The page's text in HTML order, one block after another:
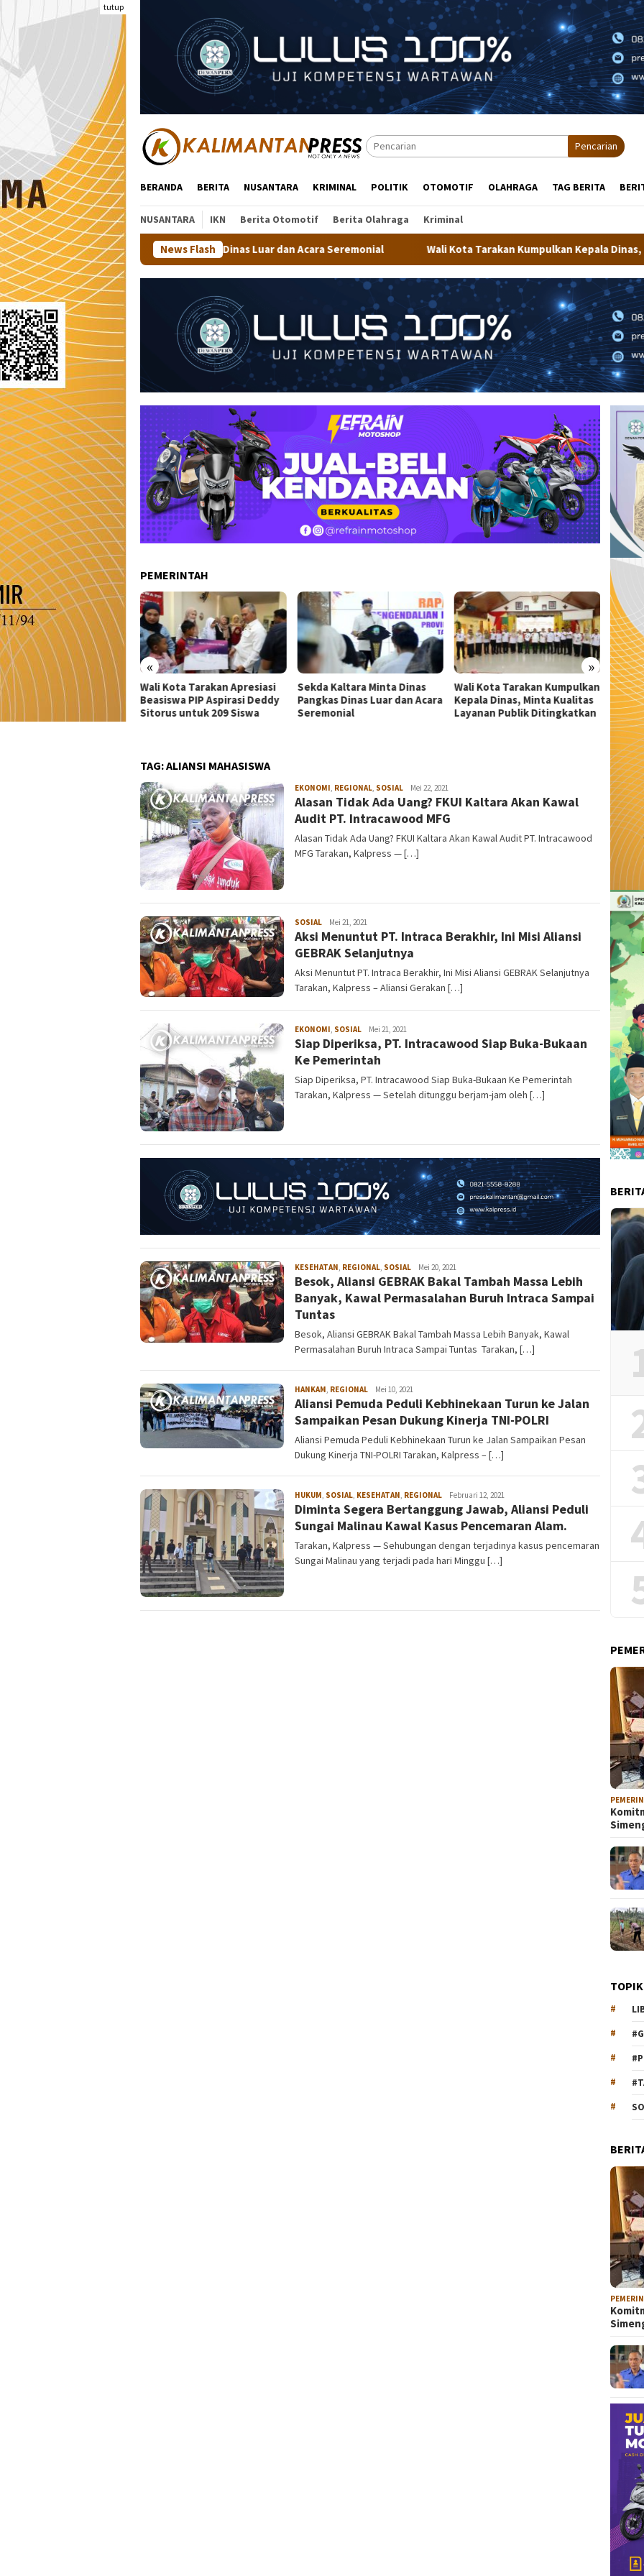
tutup
Pencarian
BERANDA BERITA NUSANTARA KRIMINAL POLITIK OTOMOTIF OLAHRAGA TAG BERITA
NUSANTARA IKN Berita Otomotif Berita Olahraga Kriminal
News Flash
Dinas Pangkas Dinas Luar dan Acara Seremonial Wali Kota Tarakan Kumpulkan Kepala Dinas, Minta Kualitas Layanan
PEMERINTAH
« »
Kota Tarakan Apresiasi
PIP Aspirasi Deddy
untuk 209 Siswa
Sekda Kaltara Minta Dinas
Pangkas Dinas Luar dan Acara
Seremonial
Wali Kota Tarakan Kumpulkan
Kepala Dinas, Minta Kualitas
Layanan Publik Ditingkatkan
Wali Kota Tarakan Buka
Pusdiklat 33 Capaskibraka
2026: Tugas Kalian Bukan
Jejak
Jadi
TAG:ALIANSI MAHASISWA
EKONOMI REGIONAL SOSIAL admin
Mei 22, 2021
Alasan Tidak Ada Uang? FKUI Kaltara Akan Kawal
Audit PT. Intracawood MFG
Alasan Tidak Ada Uang? FKUI Kaltara Akan Kawal Audit PT. Intracawood
MFG Tarakan, Kalpress — […]
SOSIAL admin
Mei 21, 2021
Aksi Menuntut PT. Intraca Berakhir, Ini Misi Aliansi
GEBRAK Selanjutnya
Aksi Menuntut PT. Intraca Berakhir, Ini Misi Aliansi GEBRAK Selanjutnya
Tarakan, Kalpress – Aliansi Gerakan […]
EKONOMI, SOSIAL admin
Mei 21, 2021
Siap Diperiksa, PT. Intracawood Siap Buka-Bukaan
Ke Pemerintah
Siap Diperiksa, PT. Intracawood Siap Buka-Bukaan Ke Pemerintah
Tarakan, Kalpress — Setelah ditunggu berjam-jam oleh […]
KESEHATAN, REGIONAL, SOSIAL admin
Mei 20, 2021
Besok, Aliansi GEBRAK Bakal Tambah Massa Lebih
Banyak, Kawal Permasalahan Buruh Intraca Sampai
Tuntas
Besok, Aliansi GEBRAK Bakal Tambah Massa Lebih Banyak, Kawal
Permasalahan Buruh Intraca Sampai Tuntas Tarakan, […]
HANKAM, REGIONAL admin
Mei 10, 2021
Aliansi Pemuda Peduli Kebhinekaan Turun ke Jalan
Sampaikan Pesan Dukung Kinerja TNI-POLRI
Aliansi Pemuda Peduli Kebhinekaan Turun ke Jalan Sampaikan Pesan
Dukung Kinerja TNI-POLRI Tarakan, Kalpress – […]
HUKUM, SOSIAL, KESEHATAN, REGIONAL admin
Februari 12, 2021
Diminta Segera Bertanggung Jawab, Aliansi Peduli
Sungai Malinau Kawal Kasus Pencemaran Alam.
Tarakan, Kalpress — Sehubungan dengan terjadinya kasus pencemaran
Sungai Malinau yang terjadi pada hari Minggu […]